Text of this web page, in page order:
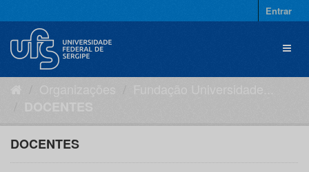
para
conteúdo
Entrar
DOCENTES